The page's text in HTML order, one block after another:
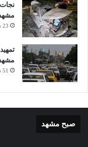
23 دقیقه پیش
51 دقیقه پیش
صبح مشهد